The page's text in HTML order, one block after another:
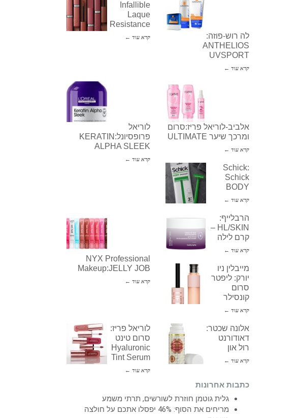
Infallible
Laque
Resistance
קרא עוד ←
לה רוש-פוזה:
ANTHELIOS
UVSPORT
קרא עוד ←
לוריאל
פרופסיונל:KERATIN
ALPHA SLEEK
קרא עוד ←
אלביב-לוריאל פריז:סרום
ומרכך שיער ULTIMATE
קרא עוד ←
Schick:
Schick
BODY
קרא עוד ←
NYX Professional
Makeup:JELLY JOB
קרא עוד ←
הרבלייף:
HL/SKIN –
קרם לילה
קרא עוד ←
מייבלין ניו
יורק: ליפטר
סרום
קונסילר
קרא עוד ←
לוריאל פריז:
סרום טינט
Hyaluronic
Tint Serum
קרא עוד ←
אלונה שכטר:
דאודורנט
רול און
קרא עוד ←
כתבות אחרונות
גלית גוטמן חוזרת לשורשים, תרתי משמע
מריחים את הסוף: 46% יפסלו אתכם על חולצה